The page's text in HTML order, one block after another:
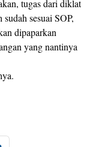
tugas dari diklat
sesuai SOP,
dipaparkan
yang nantinya